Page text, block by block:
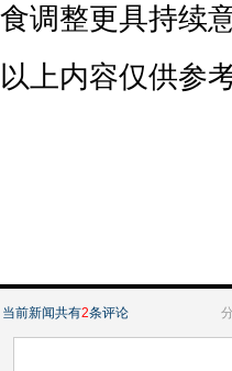
食调整更具持续意
以上内容仅供参
当前新闻共有2条评论